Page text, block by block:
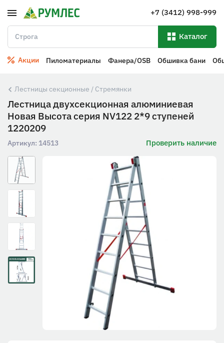
+7 (3412) 998-999
Каталог
Акции Пиломатериалы Фанера/OSB Обшивка бани
Лестницы секционные / Стремянки
Лестница двухсекционная алюминиевая
Новая Высота серия NV122 2*9 ступеней
1220209
Артикул: 14513 Проверить наличие